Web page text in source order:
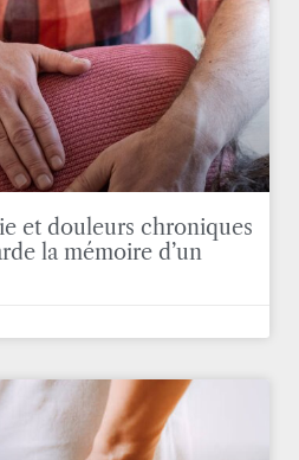
et douleurs chroniques
la mémoire d’un